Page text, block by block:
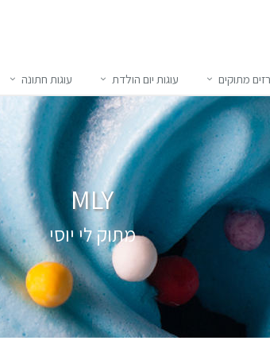
מתוקים עוגות יום הולדת עוגות חתונה
MLY
מתוק לי יוסי